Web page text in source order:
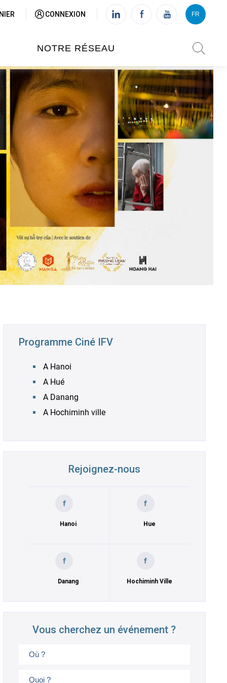
NOTRE RÉSEAU
L'INSTITUT FRANÇAIS DU
VIETNAM (IFV)
L'IFV À HANOI
L'IFV À HUÉ
L'IFV À DANANG
L'IFV À HCMV
RECRUTEMENT
CONNEXION FR
VI FR
Programme Ciné IFV
A Hanoi
A Hué
A Danang
A Hochiminh ville
Rejoignez-nous
Hanoi Hue
Danang Hochiminh Ville
Vous cherchez un événement ?